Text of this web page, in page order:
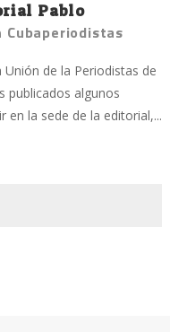
Pablo
Cubaperiodistas
de la Periodistas de
publicados algunos
en la sede de la editorial,...